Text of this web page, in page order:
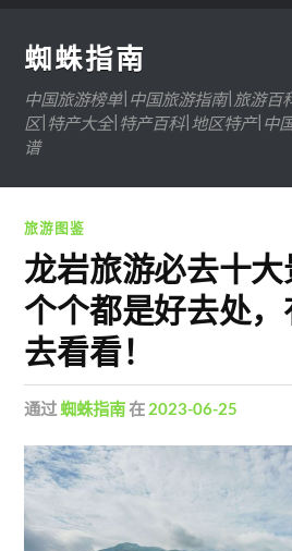
蜘蛛指南
中国旅游榜单|中国旅游指南|旅游百
区|特产大全|特产百科|地区特产|中
谱
旅游图鉴
龙岩旅游必去十大
个个都是好去处
去看看！
通过蜘蛛指南在 2023-06-25